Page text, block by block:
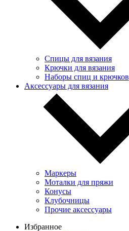
Спицы для вязания
Крючки для вязания
Наборы спиц и крючков
Аксессуары для вязания
Маркеры
Моталки для пряжи
Конусы
Клубочницы
Прочие аксессуары
Избранное